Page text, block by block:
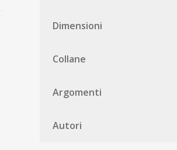
Dimensioni
Collane
Argomenti
Autori